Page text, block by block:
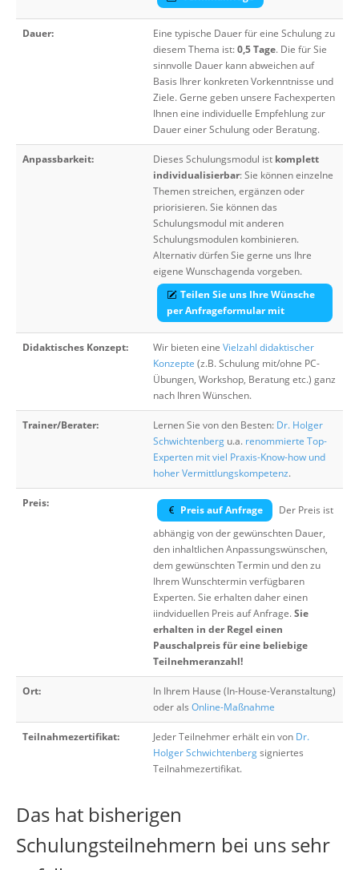
Dauer:
Eine typische Dauer für eine Schulung zu
diesem Thema ist:0,5 Tage. Die für Sie
sinnvolle Dauer kann abweichen auf
Basis Ihrer konkreten Vorkenntnisse und
Ziele. Gerne geben unsere Fachexperten
Ihnen eine individuelle Empfehlung zur
Dauer einer Schulung oder Beratung.
Anpassbarkeit: Dieses Schulungsmodul ist komplett
individualisierbar: Sie können einzelne
Themen streichen, ergänzen oder
priorisieren. Sie können das
Schulungsmodul mit anderen
Schulungsmodulen kombinieren.
Alternativ dürfen Sie gerne uns Ihre
eigene Wunschagenda vorgeben.
Teilen Sie uns Ihre Wünsche
per Anfrageformular mit
Didaktisches Konzept: Wir bieten eine Vielzahl didaktischer
Konzepte (z.B. Schulung mit/ohne PC-
Übungen, Workshop, Beratung etc.) ganz
nach Ihren Wünschen.
Trainer/Berater: Lernen Sie von den Besten: Dr. Holger
Schwichtenberg u.a. renommierte Top-
Experten mit viel Praxis-Know-how und
hoher Vermittlungskompetenz.
Preis:
Preis auf Anfrage
Der Preis ist
abhängig von der gewünschten Dauer,
den inhaltlichen Anpassungswünschen,
dem gewünschten Termin und den zu
Ihrem Wunschtermin verfügbaren
Experten. Sie erhalten daher einen
iindviduellen Preis auf Anfrage.Sie
erhalten in der Regel einen
Pauschalpreis für eine beliebige
Teilnehmeranzahl!
Ort:
In Ihrem Hause (In-House-Veranstaltung)
oder als Online-Maßnahme
Teilnahmezertifikat: Jeder Teilnehmer erhält ein von Dr.
Holger Schwichtenbergsigniertes
Teilnahmezertifikat.
Das hat bisherigen
Schulungsteilnehmern bei uns sehr